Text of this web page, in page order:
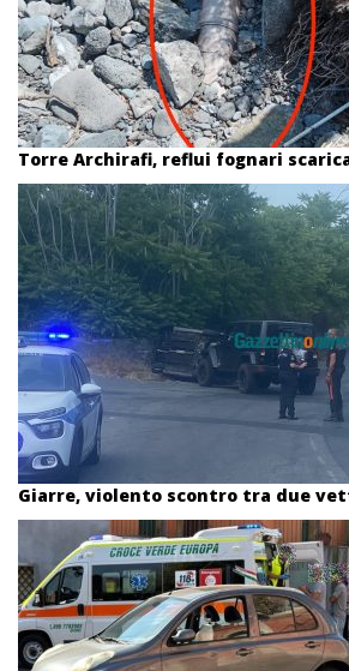
Torre Archirafi, reflui fognari
Giarre, violento scontro tra due